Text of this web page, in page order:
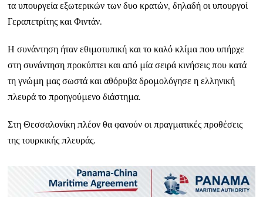
τα υπουργεία εξωτερικών των δυο κρατών, δηλαδή οι υπουργοί
Γεραπετρίτης και Φιντάν.
Η συνάντηση ήταν εθιμοτυπική και το καλό κλίμα που υπήρχε
στη συνάντηση προκύπτει και από μία σειρά κινήσεις που κατά
τη γνώμη μας σωστά και αθόρυβα δρομολόγησε η ελληνική
πλευρά το προηγούμενο διάστημα.
Στη Θεσσαλονίκη πλέον θα φανούν οι πραγματικές προθέσεις
της τουρκικής πλευράς.